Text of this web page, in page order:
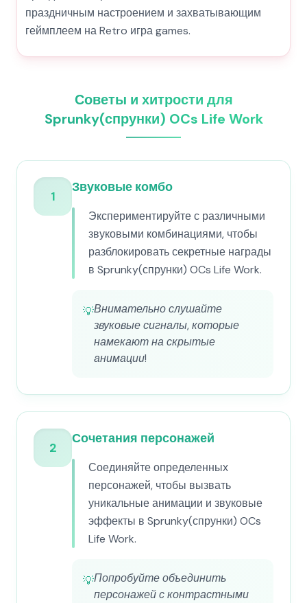
праздничным настроением и захватывающим
геймплеем на Retro игра games.
Советы и хитрости для
Sprunky(спрунки) OCs Life Work
1
Звуковые комбо
Экспериментируйте с различными
звуковыми комбинациями, чтобы
разблокировать секретные награды
в Sprunky(спрунки) OCs Life Work.
💡Внимательно слушайте
звуковые сигналы, которые
намекают на скрытые
анимации!
2
Сочетания персонажей
Соединяйте определенных
персонажей, чтобы вызвать
уникальные анимации и звуковые
эффекты в Sprunky(спрунки) OCs
Life Work.
💡Попробуйте объединить
персонажей с контрастными